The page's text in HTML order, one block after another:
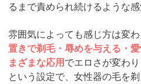
るまで責められ続けるような感
雰囲気によっても感じ方は変わ
置きで剃毛・辱めを与える・
まざまな応用でエロさが変わ
という設定で、女性器の毛を剃